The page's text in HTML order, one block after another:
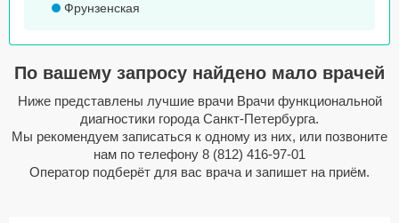
Фрунзенская
По вашему запросу найдено мало врачей
Ниже представлены лучшие врачи Врачи функциональной
диагностики города Санкт-Петербурга.
Мы рекомендуем записаться к одному из них, или позвоните
нам по телефону 8 (812) 416-97-01
Оператор подберёт для вас врача и запишет на приём.